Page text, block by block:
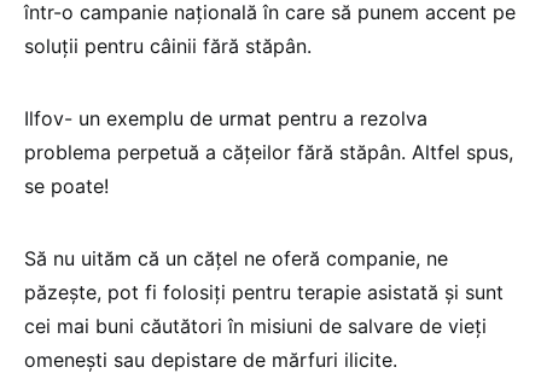
într-o campanie națională în care să punem accent pe
soluții pentru câinii fără stăpân.
Ilfov- un exemplu de urmat pentru a rezolva
problema perpetuă a cățeilor fără stăpân. Altfel spus,
se poate!
Să nu uităm că un cățel ne oferă companie, ne
păzește, pot fi folosiți pentru terapie asistată și sunt
cei mai buni căutători în misiuni de salvare de vieți
omenești sau depistare de mărfuri ilicite.